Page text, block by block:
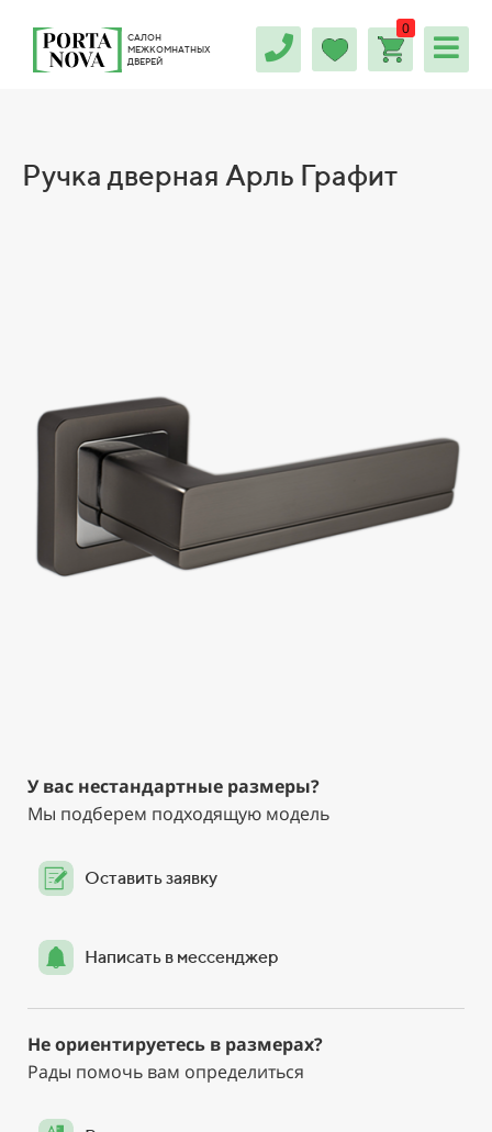
САЛОН
МЕЖКОМНАТНЫХ
ДВЕРЕЙ
0
Ручка дверная Арль Графит
У вас нестандартные размеры?
Мы подберем подходящую модель
Оставить заявку
Написать в мессенджер
Не ориентируетесь в размерах?
Рады помочь вам определиться